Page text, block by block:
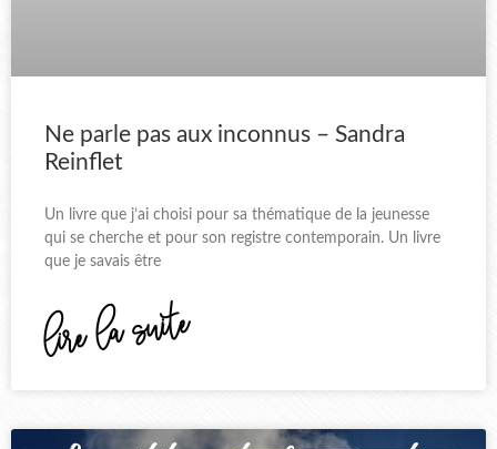
Ne parle pas aux inconnus – Sandra
Reinflet
Un livre que j’ai choisi pour sa thématique de la jeunesse
qui se cherche et pour son registre contemporain. Un livre
que je savais être
lire la suite